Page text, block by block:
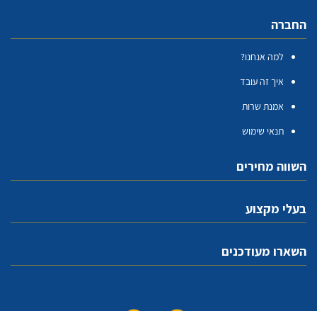
החברה
למה אנחנו?
איך זה עובד
אמנת שרות
תנאי שימוש
השווה מחירים
בעלי מקצוע
השארו מעודכנים